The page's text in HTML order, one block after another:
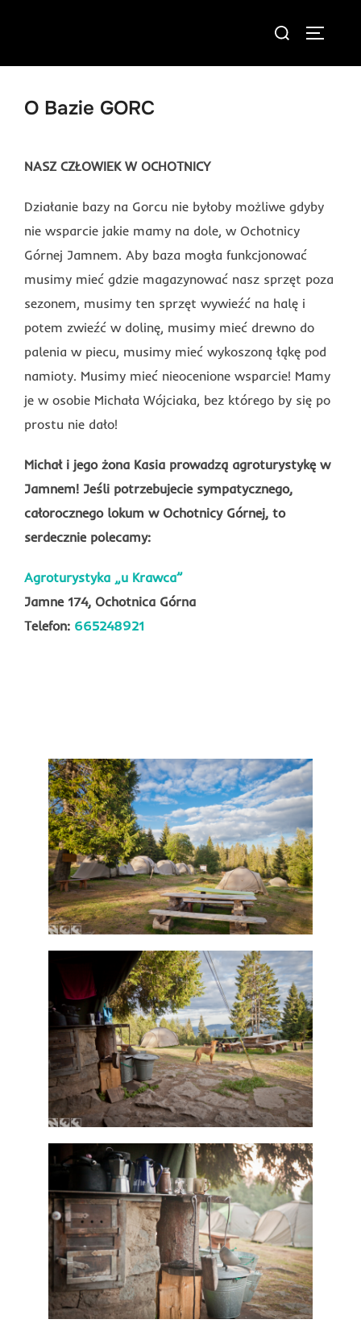
Search
O Bazie GORC
NASZ CZŁOWIEK W OCHOTNICY
Działanie bazy na Gorcu nie byłoby możliwe gdyby
nie wsparcie jakie mamy na dole, w Ochotnicy
Górnej Jamnem. Aby baza mogła funkcjonować
musimy mieć gdzie magazynować nasz sprzęt poza
sezonem, musimy ten sprzęt wywieźć na halę i
potem zwieźć w dolinę, musimy mieć drewno do
palenia w piecu, musimy mieć wykoszoną łąkę pod
namioty. Musimy mieć nieocenione wsparcie! Mamy
je w osobie Michała Wójciaka, bez którego by się po
prostu nie dało!
Michał i jego żona Kasia prowadzą agroturystykę w
Jamnem! Jeśli potrzebujecie sympatycznego,
całorocznego lokum w Ochotnicy Górnej, to
serdecznie polecamy:
Agroturystyka „u Krawca”
Jamne 174, Ochotnica Górna
Telefon: 665248921